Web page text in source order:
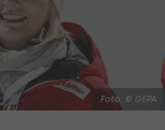
Foto: © GEPA